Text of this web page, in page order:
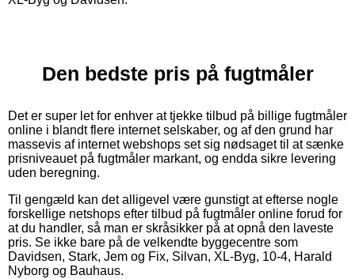
Den bedste pris på fugtmåler
Det er super let for enhver at tjekke tilbud på billige fugtmåler
online i blandt flere internet selskaber, og af den grund har
massevis af internet webshops set sig nødsaget til at sænke
prisniveauet på fugtmåler markant, og endda sikre levering
uden beregning.
Til gengæld kan det alligevel være gunstigt at efterse nogle
forskellige netshops efter tilbud på fugtmåler online forud for
at du handler, så man er skråsikker på at opnå den laveste
pris. Se ikke bare på de velkendte byggecentre som
Davidsen, Stark, Jem og Fix, Silvan, XL-Byg, 10-4, Harald
Nyborg og Bauhaus.